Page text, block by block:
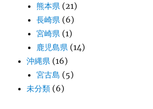
熊本県 (21)
長崎県 (6)
宮崎県 (1)
鹿児島県 (14)
沖縄県 (16)
宮古島 (5)
未分類 (6)